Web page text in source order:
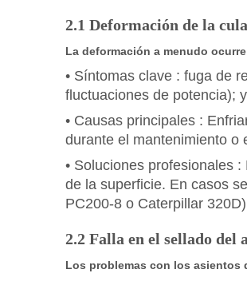
2.1 Deformación de la
La deformación a menudo
• Síntomas clave : fuga de
fluctuaciones de potencia);
• Causas principales :
durante el mantenimiento o
• Soluciones profesionales :
de la superficie. En casos
PC200-8 o Caterpillar
2.2 Falla en el sellado del
Los problemas con los asientos